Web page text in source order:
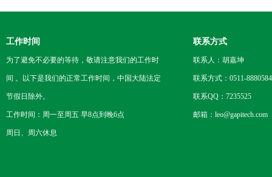
工作时间
为了避免不必要的等待，敬请注意我们的工作时
间 。以下是我们的正常工作时间，中国大陆法定
节假日除外。
工作时间：周一至周五 早8点到晚6点
周日、周六休息
联系方式
联系人：胡嘉坤
联系方式：0511-
联系QQ：7235525
邮箱：leo@gapitech.com